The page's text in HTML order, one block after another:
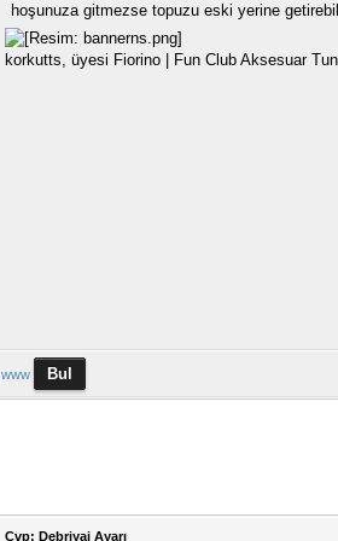
hoşunuza gitmezse topuzu eski yerine
korkutts, üyesi Fiorino | Fun Club Aksesuar
www
Cvp: Debriyaj Ayarı